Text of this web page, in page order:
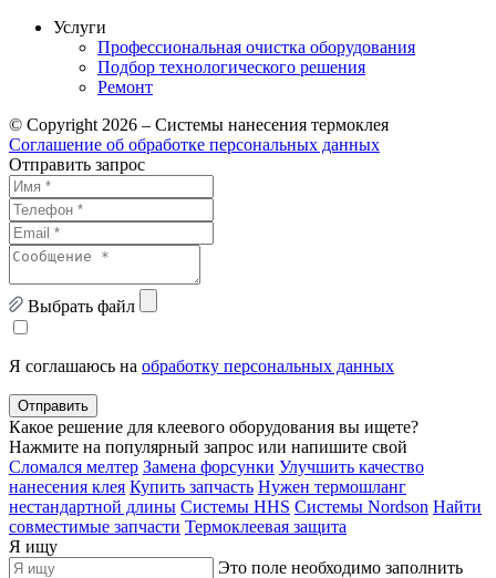
Услуги
Профессиональная очистка оборудования
Подбор технологического решения
Ремонт
© Copyright 2026 – Системы нанесения термоклея
Соглашение об обработке персональных данных
Отправить запрос
Выбрать файл
Я соглашаюсь на обработку персональных данных
Отправить
Какое решение для клеевого оборудования вы ищете?
Нажмите на популярный запрос или напишите свой
Сломался мелтер Замена форсунки Улучшить качество
нанесения клея Купить запчасть Нужен термошланг
нестандартной длины Системы HHS Системы Nordson Найти
совместимые запчасти Термоклеевая защита
Я ищу
Это поле необходимо заполнить